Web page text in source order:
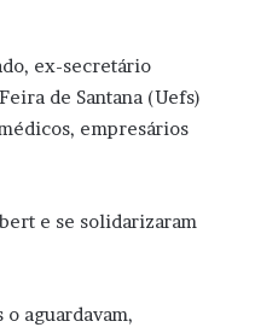
ex-secretário
de Santana (Uefs)
empresários
e se solidarizaram
aguardavam,